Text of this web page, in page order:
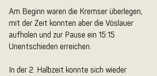
Am Beginn waren die Kremser überlegen,
mit der Zeit konnten aber die Vöslauer
aufholen und zur Pause ein 15:15
Unentschieden erreichen.
In der 2. Halbzeit konnte sich wieder